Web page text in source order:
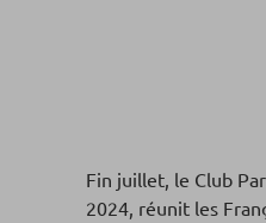
Fin juillet, le Club
2024, réunit les